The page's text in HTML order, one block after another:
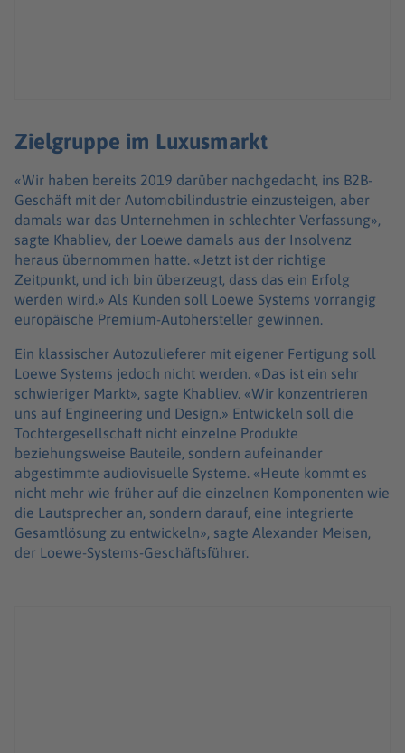
Zielgruppe im Luxusmarkt
«Wir haben bereits 2019 darüber nachgedacht, ins B2B-
Geschäft mit der Automobilindustrie einzusteigen, aber
damals war das Unternehmen in schlechter Verfassung»,
sagte Khabliev, der Loewe damals aus der Insolvenz
heraus übernommen hatte. «Jetzt ist der richtige
Zeitpunkt, und ich bin überzeugt, dass das ein Erfolg
werden wird.» Als Kunden soll Loewe Systems vorrangig
europäische Premium-Autohersteller gewinnen.
Ein klassischer Autozulieferer mit eigener Fertigung soll
Loewe Systems jedoch nicht werden. «Das ist ein sehr
schwieriger Markt», sagte Khabliev. «Wir konzentrieren
uns auf Engineering und Design.» Entwickeln soll die
Tochtergesellschaft nicht einzelne Produkte
beziehungsweise Bauteile, sondern aufeinander
abgestimmte audiovisuelle Systeme. «Heute kommt es
nicht mehr wie früher auf die einzelnen Komponenten wie
die Lautsprecher an, sondern darauf, eine integrierte
Gesamtlösung zu entwickeln», sagte Alexander Meisen,
der Loewe-Systems-Geschäftsführer.